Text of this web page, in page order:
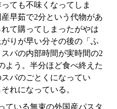
ても不味くなってしま
早茹で2分という代物があ
て購ってしまったがやは
りが早い分その後の「ふ
パの内部時間が実時間の2
よう。半分ほど食べ終えた
パのごとくになってい
れになっている。
ている無束の外国産パスタ